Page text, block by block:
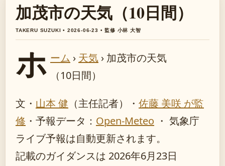
加茂市の天気（10日間）
TAKERU SUZUKI • 2026-06-23 • 監修 小林 大智
ホ ーム › 天気 › 加茂市の天気
（10日間）
文・ 山本 健 （主任記者） ・ 佐藤 美咲 が監
修 ・ 予報データ： Open-Meteo ・ 気象庁
ライブ予報は自動更新されます。
記載のガイダンスは 2026年6月23日